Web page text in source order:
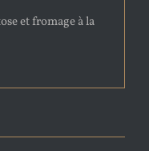
et fromage à la